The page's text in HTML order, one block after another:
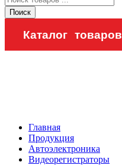
Поиск
Каталог товаров
Главная
Продукция
Автоэлектроника
Видеорегистраторы